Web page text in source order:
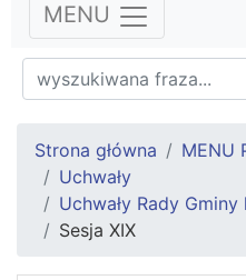
MENU
Strona główna
MENU
Uchwały
Uchwały Rady
Sesja XIX